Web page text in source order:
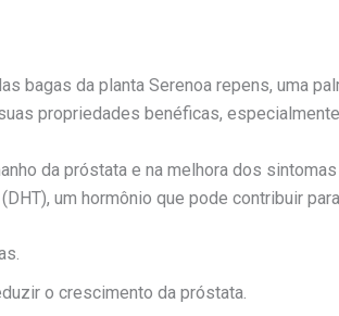
bagas da planta Serenoa repens, uma
propriedades benéficas,
da próstata e na melhora dos
um hormônio que pode contribuir
o crescimento da próstata.